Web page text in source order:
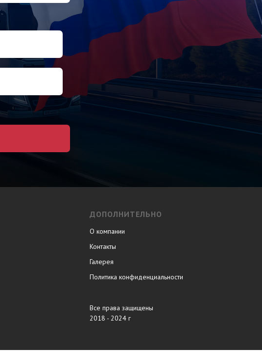
ДОПОЛНИТЕЛЬНО
О компании
Контакты
Галерея
Политика конфиденциальности
Все права защищены
2018 - 2024 г